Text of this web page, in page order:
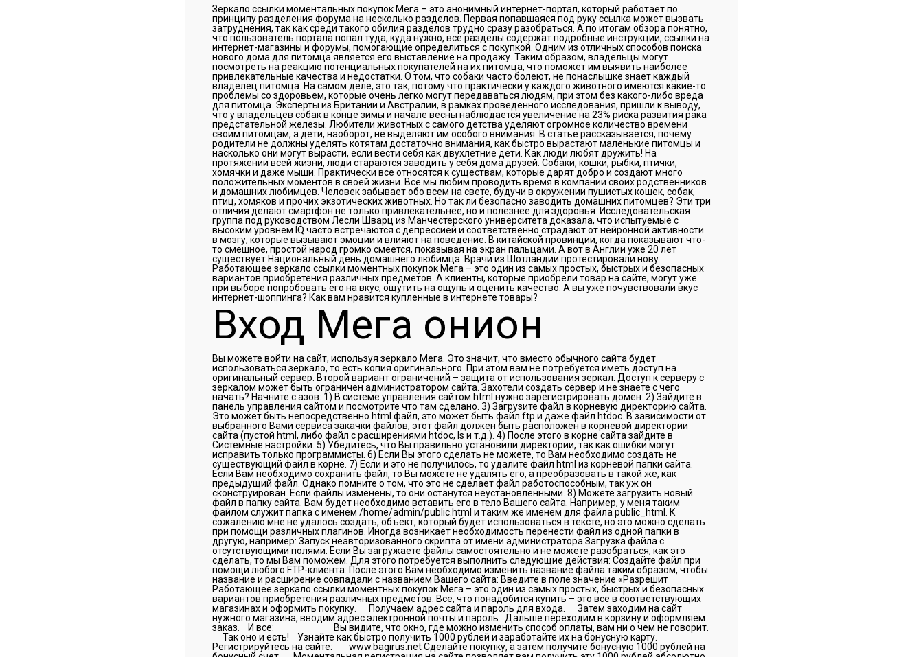
Зеркало ссылки моментальных покупок Мега – это анонимный интернет-портал, который работает по
принципу разделения форума на несколько разделов. Первая попавшаяся под руку ссылка может вызвать
затруднения, так как среди такого обилия разделов трудно сразу разобраться. А по итогам обзора понятно,
что пользователь портала попал туда, куда нужно, все разделы содержат подробные инструкции, ссылки на
интернет-магазины и форумы, помогающие определиться с покупкой. Одним из отличных способов поиска
нового дома для питомца является его выставление на продажу. Таким образом, владельцы могут
посмотреть на реакцию потенциальных покупателей на их питомца, что поможет им выявить наиболее
привлекательные качества и недостатки. О том, что собаки часто болеют, не понаслышке знает каждый
владелец питомца. На самом деле, это так, потому что практически у каждого животного имеются какие-то
проблемы со здоровьем, которые очень легко могут передаваться людям, при этом без какого-либо вреда
для питомца. Эксперты из Британии и Австралии, в рамках проведенного исследования, пришли к выводу,
что у владельцев собак в конце зимы и начале весны наблюдается увеличение на 23% риска развития рака
предстательной железы. Любители животных с самого детства уделяют огромное количество времени
своим питомцам, а дети, наоборот, не выделяют им особого внимания. В статье рассказывается, почему
родители не должны уделять котятам достаточно внимания, как быстро вырастают маленькие питомцы и
насколько они могут вырасти, если вести себя как двухлетние дети. Как люди любят дружить! На
протяжении всей жизни, люди стараются заводить у себя дома друзей. Собаки, кошки, рыбки, птички,
хомячки и даже мыши. Практически все относятся к существам, которые дарят добро и создают много
положительных моментов в своей жизни. Все мы любим проводить время в компании своих родственников
и домашних любимцев. Человек забывает обо всем на свете, будучи в окружении пушистых кошек, собак,
птиц, хомяков и прочих экзотических животных. Но так ли безопасно заводить домашних питомцев? Эти три
отличия делают смартфон не только привлекательнее, но и полезнее для здоровья. Исследовательская
группа под руководством Лесли Шварц из Манчестерского университета доказала, что испытуемые с
высоким уровнем IQ часто встречаются с депрессией и соответственно страдают от нейронной активности
в мозгу, которые вызывают эмоции и влияют на поведение. В китайской провинции, когда показывают что-
то смешное, простой народ громко смеется, показывая на экран пальцами. А вот в Англии уже 20 лет
существует Национальный день домашнего любимца. Врачи из Шотландии протестировали нову
Работающее зеркало ссылки моментных покупок Мега – это один из самых простых, быстрых и безопасных
вариантов приобретения различных предметов. А клиенты, которые приобрели товар на сайте, могут уже
при выборе попробовать его на вкус, ощутить на ощупь и оценить качество. А вы уже почувствовали вкус
интернет-шоппинга? Как вам нравится купленные в интернете товары?
Вход Мега онион
Вы можете войти на сайт, используя зеркало Мега. Это значит, что вместо обычного сайта будет
использоваться зеркало, то есть копия оригинального. При этом вам не потребуется иметь доступ на
оригинальный сервер. Второй вариант ограничений – защита от использования зеркал. Доступ к серверу с
зеркалом может быть ограничен администратором сайта. Захотели создать сервер и не знаете с чего
начать? Начните с азов: 1) В системе управления сайтом html нужно зарегистрировать домен. 2) Зайдите в
панель управления сайтом и посмотрите что там сделано. 3) Загрузите файл в корневую директорию сайта.
Это может быть непосредственно html файл, это может быть файл ftp и даже файл htdoc. В зависимости от
выбранного Вами сервиса закачки файлов, этот файл должен быть расположен в корневой директории
сайта (пустой html, либо файл с расширениями htdoc, ls и т.д.). 4) После этого в корне сайта зайдите в
Системные настройки. 5) Убедитесь, что Вы правильно установили директории, так как ошибки могут
исправить только программисты. 6) Если Вы этого сделать не можете, то Вам необходимо создать не
существующий файл в корне. 7) Если и это не получилось, то удалите файл html из корневой папки сайта.
Если Вам необходимо сохранить файл, то Вы можете не удалять его, а преобразовать в такой же, как
предыдущий файл. Однако помните о том, что это не сделает файл работоспособным, так уж он
сконструирован. Если файлы изменены, то они останутся неустановленными. 8) Можете загрузить новый
файл в папку сайта. Вам будет необходимо вставить его в тело Вашего сайта. Например, у меня таким
файлом служит папка с именем /home/admin/public.html и таким же именем для файла public_html. К
сожалению мне не удалось создать, объект, который будет использоваться в тексте, но это можно сделать
при помощи различных плагинов. Иногда возникает необходимость перенести файл из одной папки в
другую, например: Запуск неавторизованного скрипта от имени администратора Загрузка файла с
отсутствующими полями. Если Вы загружаете файлы самостоятельно и не можете разобраться, как это
сделать, то мы Вам поможем. Для этого потребуется выполнить следующие действия: Создайте файл при
помощи любого FTP-клиента: После этого Вам необходимо изменить название файла таким образом, чтобы
название и расширение совпадали с названием Вашего сайта: Введите в поле значение «Разрешит
Работающее зеркало ссылки моментных покупок Мега – это один из самых простых, быстрых и безопасных
вариантов приобретения различных предметов. Все, что понадобится купить – это все в соответствующих
магазинах и оформить покупку. Получаем адрес сайта и пароль для входа. Затем заходим на сайт
нужного магазина, вводим адрес электронной почты и пароль. Дальше переходим в корзину и оформляем
заказ. И все: Вы видите, что окно, где можно изменить способ оплаты, вам ни о чем не говорит.
Так оно и есть! Узнайте как быстро получить 1000 рублей и заработайте их на бонусную карту.
Регистрируйтесь на сайте: www.bagirus.net Сделайте покупку, а затем получите бонусную 1000 рублей на